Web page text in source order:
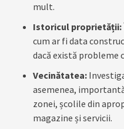
mult.
Istoricul proprietății:
cum ar fi data
dacă există probleme
Vecinătatea:
asemenea,
zonei, școlile din
magazine și servicii.